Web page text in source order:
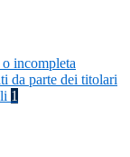
incompleta
da parte dei titolari
1